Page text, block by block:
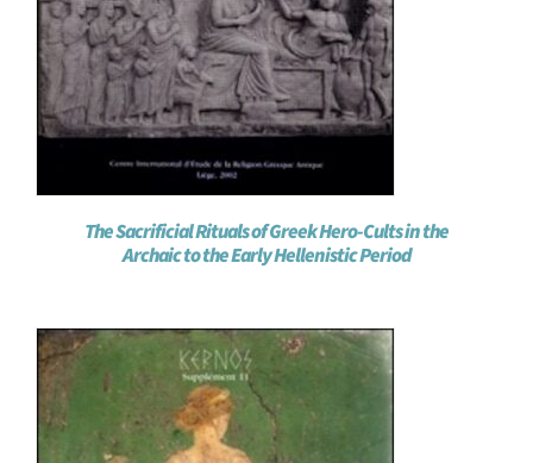
The Sacrificial Rituals of Greek Hero-Cults in the
Archaic to the Early Hellenistic Period